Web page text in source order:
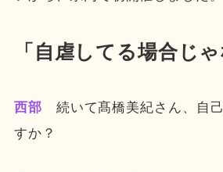
「自虐してる場合じゃ
西部 続いて髙橋美紀さん、自
すか？